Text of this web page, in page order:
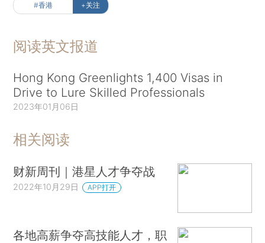
#香港 +关注
阅读英文报道
Hong Kong Greenlights 1,400 Visas in
Drive to Lure Skilled Professionals
2023年01月06日
相关阅读
财新周刊｜港星人才争夺战
2022年10月29日 APP打开
各地高薪争夺高技能人才，职